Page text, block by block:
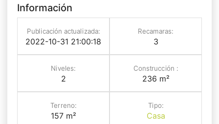
Información
Publicación actualizada:
2022-10-31 21:00:18
Recamaras:
3
Niveles:
2
Construcción :
236 m²
Terreno:
157 m²
Tipo:
Casa